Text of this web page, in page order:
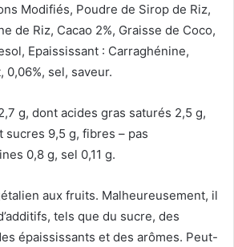
Modifiés, Poudre de Sirop de Riz,
de Riz, Cacao 2%, Graisse de Coco,
Epaississant : Carraghénine,
0,06%, sel, saveur.
g, dont acides gras saturés 2,5 g,
sucres 9,5 g, fibres – pas
0,8 g, sel 0,11 g.
aux fruits. Malheureusement, il
tels que du sucre, des
épaississants et des arômes. Peut-